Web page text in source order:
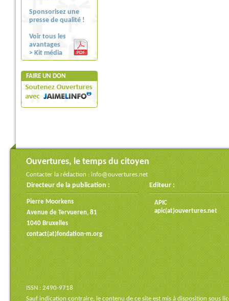
Sponsorisez une
presse de qualité !
Voir tous les
avantages
> Kit média
FAIRE UN DON
Ouvertures, le temps du citoyen
Contacter la rédaction : info@ouvertures.net
Directeur de la publication :
Pierre Moorkens
Avenue de Tervueren, 81
1040 Bruxelles
contact(at)fondation-m.org
Editeur :
APIC
apic(at)ouvertures.net
ISSN : 2490-9718
Sauf indication contraire, le contenu de ce site est mis à disposition sous